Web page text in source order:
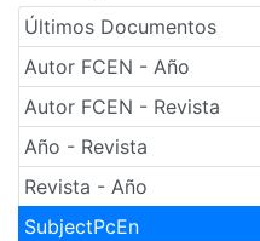
Últimos Documentos
Autor FCEN - Año
Autor FCEN - Revista
Año - Revista
Revista - Año
SubjectPcEn